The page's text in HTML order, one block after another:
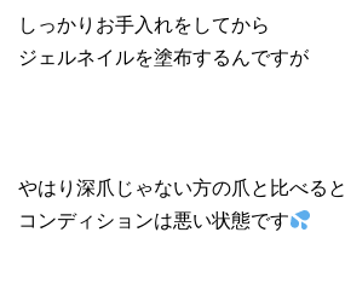
しっかりお手入れをしてから
ジェルネイルを塗布するんですが
やはり深爪じゃない方の爪と比べると
コンディションは悪い状態です